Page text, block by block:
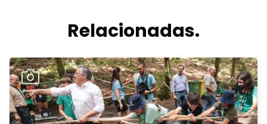
Relacionadas.